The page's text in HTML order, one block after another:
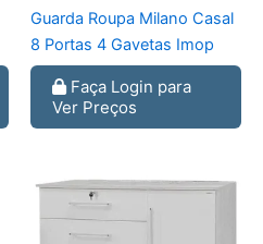
Guarda Roupa Milano Casal
8 Portas 4 Gavetas Imop
Faça Login para
Ver Preços